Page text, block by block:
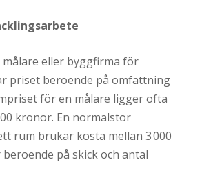
eller byggfirma för
priset beroende på omfattning
för en målare ligger ofta
kronor. En normalstor
rum brukar kosta mellan 3 000
på skick och antal